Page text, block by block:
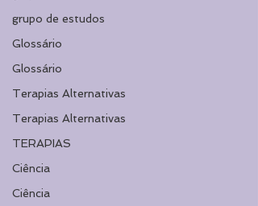
grupo de estudos
Glossário
Glossário
Terapias Alternativas
Terapias Alternativas
TERAPIAS
Ciência
Ciência